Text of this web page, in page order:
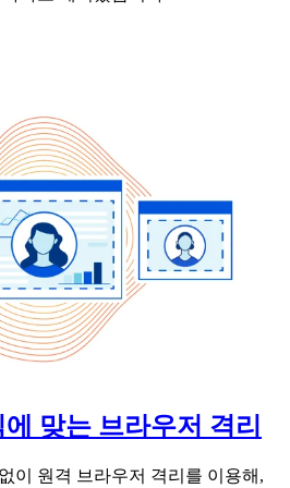
맞는 브라우저 격리
이 원격 브라우저 격리를 이용해,